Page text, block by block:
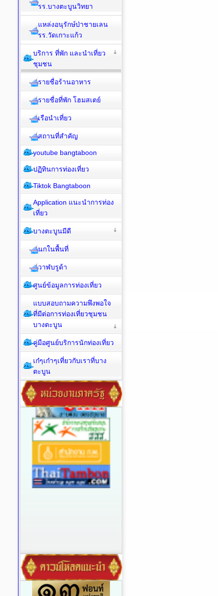
รร.บางตะบูนวิทยา
แหล่งอนุรักษ์ป่าชายเลน
รร.วัดเกาะแก้ว
บริการ ที่พัก และนำเที่ยว
ชุมชน
รายชื่อร้านอาหาร
รายชื่อที่พัก โฮมสเตย์
เรือนำเที่ยว
สถานที่สำคัญ
youtube bangtaboon
ปฏิทินการท่องเที่ยว
Tiktok Bangtaboon
Application แนะนำการท่อง
เที่ยว
บางตะบูนมีดี
นกในพื้นที่
วาฬบรูด้า
ศูนย์ข้อมูลการท่องเที่ยว
แบบสอบถามความพึงพอใจ
ที่มีต่อการท่องเที่ยวชุมชน
บางตะบูน
คู่มือศูนย์บริการนักท่องเที่ยว
เก๋ๆเก๋าๆเที่ยวกับเราที่บาง
ตะบูน